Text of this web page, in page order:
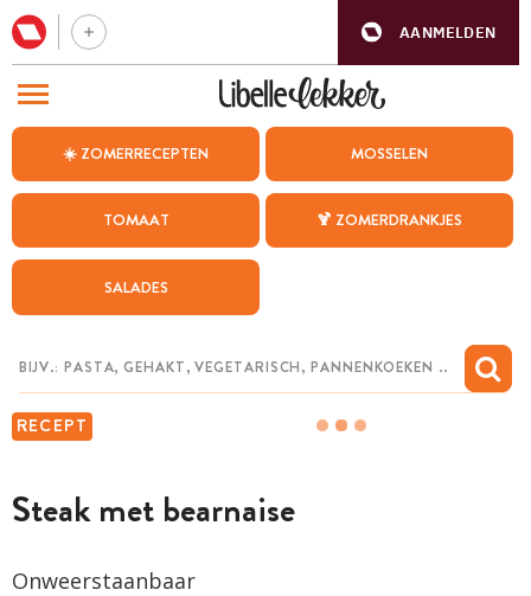
AANMELDEN
☀️ ZOMERRECEPTEN MOSSELEN
TOMAAT 🍹 ZOMERDRANKJES
SALADES
RECEPT
Steak met bearnaise
Onweerstaanbaar
BEZOEK ONZE ANDERE WEBSITES
WEEKMENU
CHAT MET MAIA
MIJN BEWAARDE RECEPTEN